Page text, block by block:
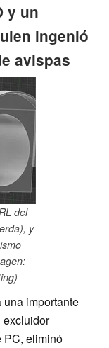
y un
ingenió
avispas
del
y
una importante
excluidor
PC, eliminó